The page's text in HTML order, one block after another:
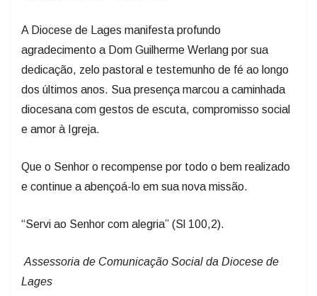
A Diocese de Lages manifesta profundo
agradecimento a Dom Guilherme Werlang por sua
dedicação, zelo pastoral e testemunho de fé ao longo
dos últimos anos. Sua presença marcou a caminhada
diocesana com gestos de escuta, compromisso social
e amor à Igreja.
Que o Senhor o recompense por todo o bem realizado
e continue a abençoá-lo em sua nova missão.
“Servi ao Senhor com alegria” (Sl 100,2).
Assessoria de Comunicação Social da Diocese de
Lages